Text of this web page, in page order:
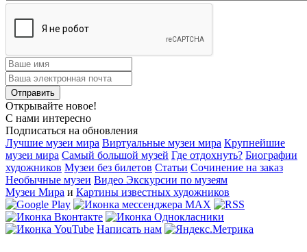
Открывайте новое!
С нами интересно
Подписаться на обновления
Лучшие музеи мира Виртуальные музеи мира Крупнейшие
музеи мира Самый большой музей Где отдохнуть? Биографии
художников Музеи без билетов Статьи Сочинение на заказ
Необычные музеи Видео Экскурсии по музеям
Музеи Мира и Картины известных художников
Написать нам